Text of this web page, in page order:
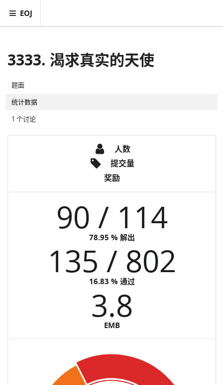
EOJ
3333. 渴求真实的天使
题面
统计数据
1 个讨论
人数
提交量
奖励
90 / 114
78.95 % 解出
135 / 802
16.83 % 通过
3.8
EMB